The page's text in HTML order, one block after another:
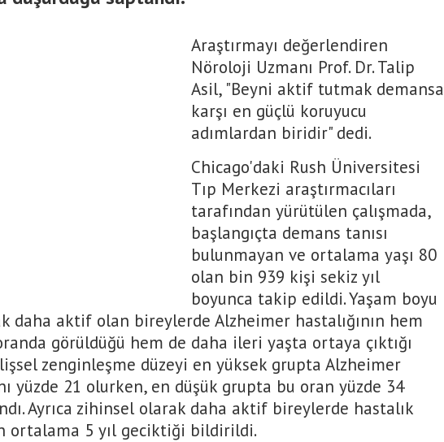
Araştırmayı değerlendiren
Nöroloji Uzmanı Prof. Dr. Talip
Asil, "Beyni aktif tutmak demansa
karşı en güçlü koruyucu
adımlardan biridir" dedi.
Chicago'daki Rush Üniversitesi
Tıp Merkezi araştırmacıları
tarafından yürütülen çalışmada,
başlangıçta demans tanısı
bulunmayan ve ortalama yaşı 80
olan bin 939 kişi sekiz yıl
boyunca takip edildi. Yaşam boyu
daha aktif olan bireylerde Alzheimer hastalığının hem
görüldüğü hem de daha ileri yaşta ortaya çıktığı
zenginleşme düzeyi en yüksek grupta Alzheimer
yüzde 21 olurken, en düşük grupta bu oran yüzde 34
Ayrıca zihinsel olarak daha aktif bireylerde hastalık
ortalama 5 yıl geciktiği bildirildi.